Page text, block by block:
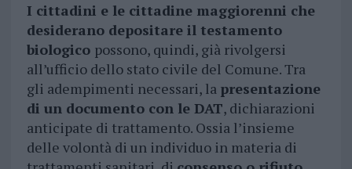
I cittadini e le cittadine maggiorenni che
desiderano depositare il testamento
biologico possono, quindi, già rivolgersi
all’ufficio dello stato civile del Comune. Tra
gli adempimenti necessari, la presentazione
di un documento con le DAT, dichiarazioni
anticipate di trattamento. Ossia l’insieme
delle volontà di un individuo in materia di